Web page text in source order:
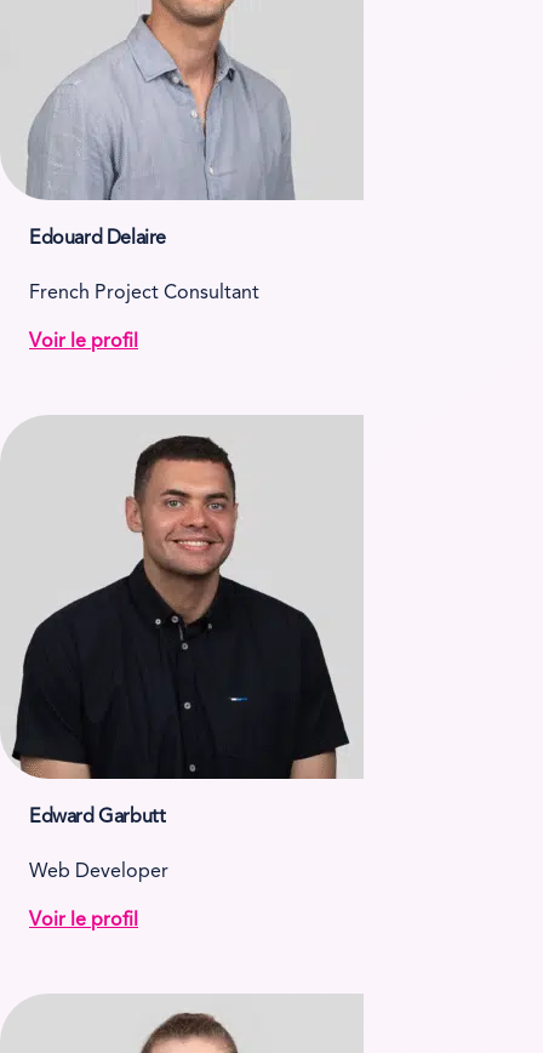
Edouard Delaire
French Project Consultant
Voir le profil
Edward Garbutt
Web Developer
Voir le profil